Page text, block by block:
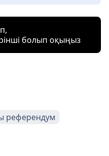
болып оқыңыз
референдум